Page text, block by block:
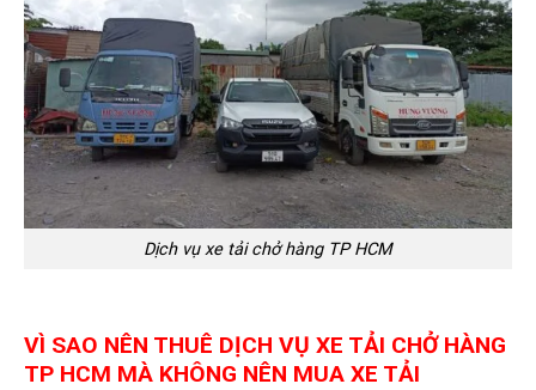
Dịch vụ xe tải chở hàng TP HCM
VÌ SAO NÊN THUÊ DỊCH VỤ XE TẢI CHỞ HÀNG
TP HCM MÀ KHÔNG NÊN MUA XE TẢI